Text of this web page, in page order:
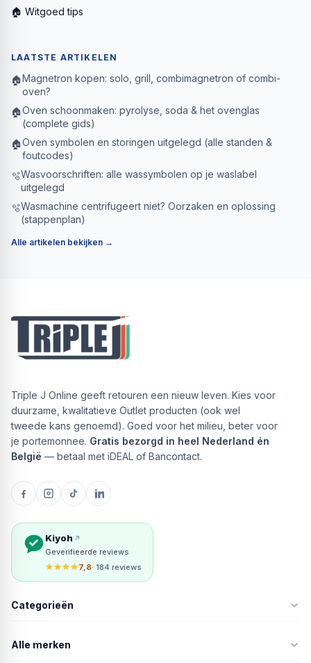
🏠 Witgoed tips
LAATSTE ARTIKELEN
🏠Magnetron kopen: solo, grill, combimagnetron of combi-
oven?
🏠Oven schoonmaken: pyrolyse, soda & het ovenglas
(complete gids)
🏠Oven symbolen en storingen uitgelegd (alle standen &
foutcodes)
🫧Wasvoorschriften: alle wassymbolen op je waslabel
uitgelegd
🫧Wasmachine centrifugeert niet? Oorzaken en oplossing
(stappenplan)
Alle artikelen bekijken →
Triple J Online geeft retouren een nieuw leven. Kies voor
duurzame, kwalitatieve Outlet producten (ook wel
tweede kans genoemd). Goed voor het milieu, beter voor
je portemonnee. Gratis bezorgd in heel Nederland én
België — betaal met iDEAL of Bancontact.
Kiyoh
Geverifieerde reviews
★★★★7,8· 184 reviews
Categorieën
Alle merken